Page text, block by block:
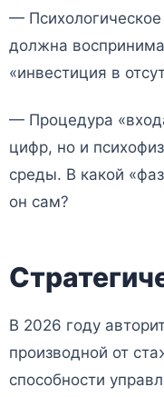
—
должна
«инвестиция в
— Процедура
цифр, но и
среды. В какой
он сам?
В 2026 году
производной от
способности